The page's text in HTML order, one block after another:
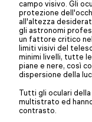
campo visivo. Gli
protezione
all'altezza
gli astronomi
un fattore critico
limiti visivi del
minimi livelli, tutte
piane e nere, così
dispersione della
Tutti gli oculari
multistrato ed
contrasto.